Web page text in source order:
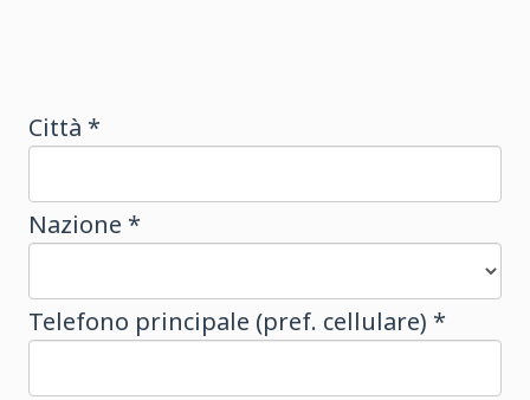
Città *
Nazione *
Telefono principale (pref. cellulare) *